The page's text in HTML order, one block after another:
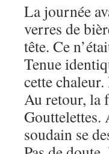
La journée
verres de
tête. Ce
Tenue
cette
Au retour, la
soudain se